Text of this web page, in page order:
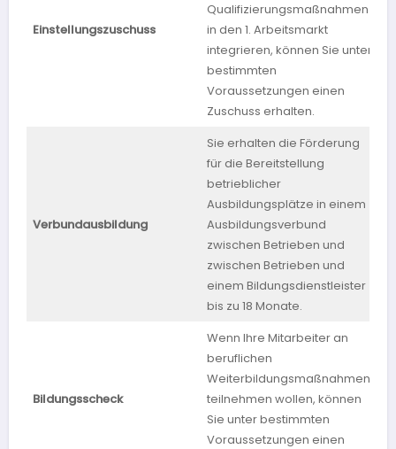
Einstellungszuschuss
Qualifizierungsmaßnahmen
in den 1. Arbeitsmarkt
integrieren, können Sie unter
bestimmten
Voraussetzungen einen
Zuschuss erhalten.
Verbundausbildung
Sie erhalten die Förderung
für die Bereitstellung
betrieblicher
Ausbildungsplätze in einem
Ausbildungsverbund
zwischen Betrieben und
zwischen Betrieben und
einem Bildungsdienstleister
bis zu 18 Monate.
Bildungsscheck
Wenn Ihre Mitarbeiter an
beruflichen
Weiterbildungsmaßnahmen
teilnehmen wollen, können
Sie unter bestimmten
Voraussetzungen einen